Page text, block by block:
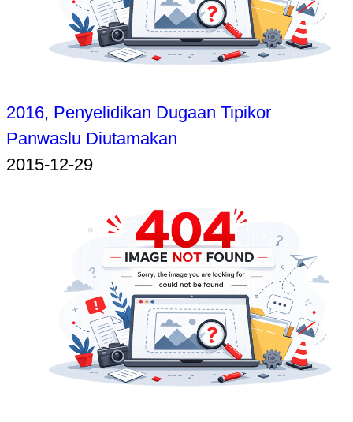
2016, Penyelidikan Dugaan Tipikor
Panwaslu Diutamakan
2015-12-29